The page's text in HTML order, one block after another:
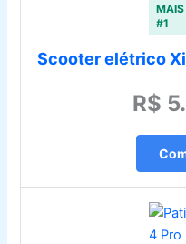
MAIS
#1
Scooter elétrico
R$